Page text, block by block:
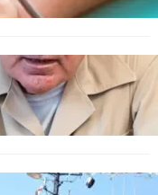
действия
край Кардам е бил